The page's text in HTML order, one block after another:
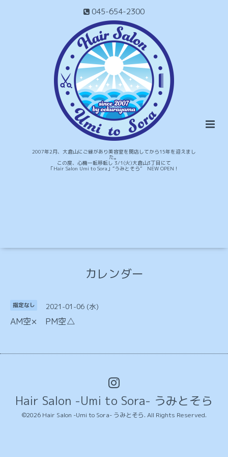
045-654-2300
2007年2月、大倉山にご縁があり美容室を開店してから15年を迎えまし
た。
この度、心機一転移転し 3/1(火)大倉山3丁目にて
「Hair Salon Umi to Sora」“うみとそら” NEW OPEN！
カレンダー
指定なし 2021-01-06 (水)
AM空× PM空△
Hair Salon -Umi to Sora- うみとそら
©2026 Hair Salon -Umi to Sora- うみとそら. All Rights Reserved.